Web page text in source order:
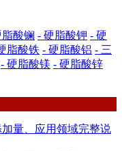
酸镧 - 硬脂酸钾 - 硬
脂酸铁 - 硬脂酸铝 - 三
- 硬脂酸镁 - 硬脂酸锌
量、应用领域完整说